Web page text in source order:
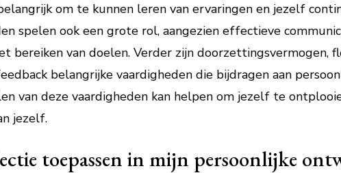
om te kunnen leren van ervaringen en jezelf
spelen ook een grote rol, aangezien effectieve
bereiken van doelen. Verder zijn doorzettingsvermogen,
belangrijke vaardigheden die bijdragen aan
van deze vaardigheden kan helpen om jezelf te
jezelf.
toepassen in mijn persoonlijke